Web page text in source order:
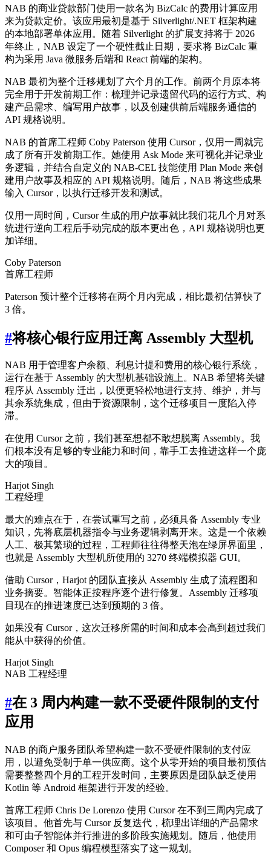
NAB 的商业贷款部门使用一款名为 BizCalc 的费用计算应用
来为贷款定价。该应用最初是基于 Silverlight/.NET 框架构建
的本地部署单体应用。随着 Silverlight 的扩展支持将于 2026
年终止，NAB 设定了一个硬性截止日期，要求将 BizCalc 重
构为采用 Java 微服务后端和 React 前端的架构。
NAB 最初为整个迁移规划了六个月的工作。前两个月原本将
完全用于开发前期工作：梳理并记录遗留代码的运行方式、构
建产品需求、编写用户故事，以及创建供前后端服务通信的
API 规格说明。
NAB 的首席工程师 Coby Paterson 使用 Cursor，仅用一周就完
成了所有开发前期工作。她使用 Ask Mode 来可视化并记录业
务逻辑，并结合自定义的 NAB-CEL 技能使用 Plan Mode 来创
建用户故事及相应的 API 规格说明。随后，NAB 将这些成果
输入 Cursor，以执行迁移开发和测试。
仅用一周时间，Cursor 生成的用户故事就比我们花几个月对系
统进行逆向工程后手动完成的版本更出色，API 规格说明也更
加详细。
Coby Paterson
首席工程师
Paterson 预计整个迁移将在两个月内完成，相比最初估算快了
3 倍。
#将核心银行应用迁离 Assembly 大型机
NAB 用于管理客户余额、利息计提和费用的核心银行系统，
运行在基于 Assembly 的大型机基础设施上。NAB 希望将关键
程序从 Assembly 迁出，以便更轻松地进行支持、维护，并与
其余系统集成，但由于资源限制，这个迁移项目一度陷入停
滞。
在使用 Cursor 之前，我们甚至想都不敢想脱离 Assembly。我
们根本没有足够的专业能力和时间，靠手工去推进这样一个庞
大的项目。
Harjot Singh
工程经理
最大的难点在于，在尝试重写之前，必须具备 Assembly 专业
知识，先将底层机器指令与业务逻辑剥离开来。这是一个依赖
人工、极其繁琐的过程，工程师往往得整天泡在绿屏界面里，
也就是 Assembly 大型机所使用的 3270 终端模拟器 GUI。
借助 Cursor，Harjot 的团队直接从 Assembly 生成了流程图和
业务摘要。智能体正按程序逐个进行修复。Assembly 迁移项
目现在的推进速度已达到预期的 3 倍。
如果没有 Cursor，这次迁移所需的时间和成本会高到超过我们
能从中获得的价值。
Harjot Singh
NAB 工程经理
#在 3 周内构建一款不受硬件限制的支付
应用
NAB 的商户服务团队希望构建一款不受硬件限制的支付应
用，以避免受制于单一供应商。这个从零开始的项目最初预估
需要整整四个月的工程开发时间，主要原因是团队缺乏使用
Kotlin 等 Android 框架进行开发的经验。
首席工程师 Chris De Lorenzo 使用 Cursor 在不到三周内完成了
该项目。他首先与 Cursor 反复迭代，梳理出详细的产品需求
和可由子智能体并行推进的多阶段实施规划。随后，他使用
Composer 和 Opus 编程模型落实了这一规划。